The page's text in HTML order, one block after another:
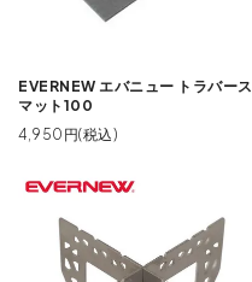
EVERNEW エバニュー トラバース
マット100
4,950円(税込)